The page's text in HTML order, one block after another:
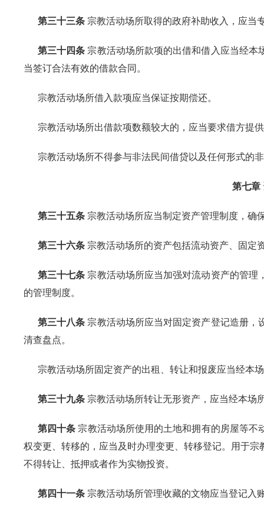
第三十三条 宗教活动场所取得的政府补助收入，应当
第三十四条 宗教活动场所款项的出借和借入应当经本
当签订合法有效的借款合同。
宗教活动场所借入款项应当保证按期偿还。
宗教活动场所出借款项数额较大的，应当要求借方提
宗教活动场所不得参与非法民间借贷以及任何形式的
第七章
第三十五条 宗教活动场所应当制定资产管理制度，确
第三十六条 宗教活动场所的资产包括流动资产、固定
第三十七条 宗教活动场所应当加强对流动资产的管理
的管理制度。
第三十八条 宗教活动场所应当对固定资产登记造册，
清查盘点。
宗教活动场所固定资产的出租、转让和报废应当经本
第三十九条 宗教活动场所转让无形资产，应当经本场
第四十条 宗教活动场所使用的土地和拥有的房屋等
权变更、转移的，应当及时办理变更、转移登记。用于
不得转让、抵押或者作为实物投资。
第四十一条 宗教活动场所管理收藏的文物应当登记入